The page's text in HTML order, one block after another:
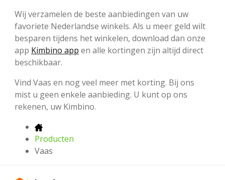
Wij verzamelen de beste aanbiedingen van uw
favoriete Nederlandse winkels. Als u meer geld wilt
besparen tijdens het winkelen, download dan onze
app Kimbino app en alle kortingen zijn altijd direct
beschikbaar.
Vind Vaas en nog veel meer met korting. Bij ons
mist u geen enkele aanbieding. U kunt op ons
rekenen, uw Kimbino.
Producten
Vaas